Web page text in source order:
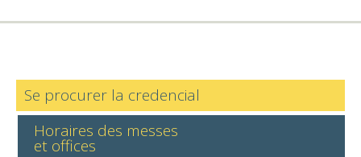
Se procurer la credencial
Horaires des messes
et offices